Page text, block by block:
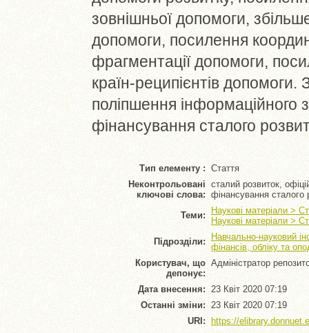
зовнішньої допомоги,
допомоги, посилення
фрагментації допомоги,
країн-реципієнтів
поліпшення інформаційного
фінансування сталого
Тип елементу : Стаття
Неконтрольовані
ключові слова:
сталий розвиток,
фінансування сталого
Теми:
Наукові матеріали >
Наукові матеріали >
Підрозділи:
Навчально-науковий
фінансів, обліку та
Користувач, що
депонує:
Адміністратор
Дата внесення: 23 Квіт 2020 07:19
Останні зміни: 23 Квіт 2020 07:19
URI:
https://